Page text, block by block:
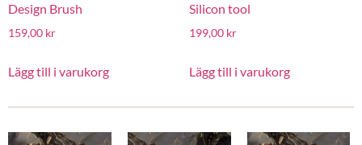
Design Brush
159,00 kr
Lägg till i varukorg
Silicon tool
199,00 kr
Lägg till i varukorg